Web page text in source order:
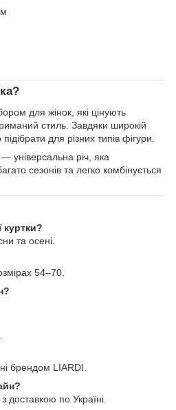
для жінок, які цінують
стиль. Завдяки широкій
підібрати для різних типів фігури.
універсальна річ, яка
сезонів та легко комбінується
куртки?
та осені.
54–70.
брендом LIARDI.
доставкою по Україні.